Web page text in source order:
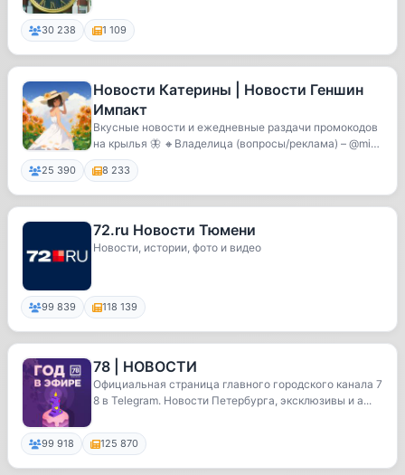
30 238 1 109
Новости Катерины | Новости Геншин
Импакт
Вкусные новости и ежедневные раздачи промокодов
на крылья 🦋 🔸Владелица (вопросы/реклама) – @miss
_...
25 390 8 233
72.ru Новости Тюмени
Новости, истории, фото и видео
99 839 118 139
78 | НОВОСТИ
Официальная страница главного городского канала 7
8 в Telegram. Новости Петербурга, эксклюзивы и а...
99 918 125 870